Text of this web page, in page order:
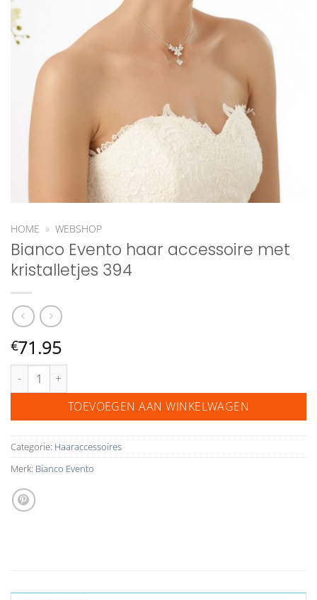
HOME » WEBSHOP
Bianco Evento haar accessoire met
kristalletjes 394
€71.95
Bianco Evento haar accessoire met kristalletjes 394 aantal
TOEVOEGEN AAN WINKELWAGEN
Categorie: Haaraccessoires
Merk: Bianco Evento